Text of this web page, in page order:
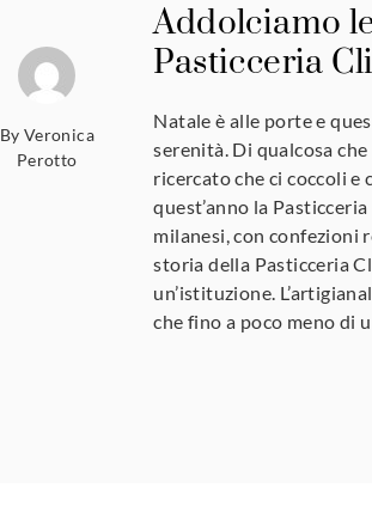
By Veronica
Perotto
Addolciamo
Pasticceria
Natale è alle porte e
serenità. Di qualcosa
ricercato che ci coccoli e
quest’anno la
milanesi, con confezioni
storia della Pasticceria
un’istituzione.
che fino a poco meno di